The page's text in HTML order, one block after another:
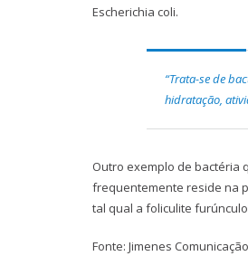
Escherichia coli.
“Trata-se de
hidratação,
Outro exemplo de bactéria
frequentemente reside na
tal qual a foliculite
Fonte: Jimenes Comunicação